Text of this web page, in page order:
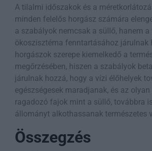
A tilalmi időszakok és a
minden felelős horgász számára
a szabályok nemcsak a süllő, hanem a
ökoszisztéma fenntartásához járulnak
horgászok szerepe kiemelkedő a
megőrzésében, hiszen a szabályok
járulnak hozzá, hogy a vízi élőhelyek
egészségesek maradjanak, és az
ragadozó fajok mint a süllő, továbbra
állományt alkothassanak természetes
Összegzés